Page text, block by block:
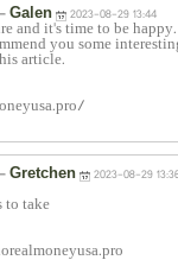
Galen 2023-08-29 13:44
and it's time to be happy.
you some
article.
Gretchen 2023-08-29
to take